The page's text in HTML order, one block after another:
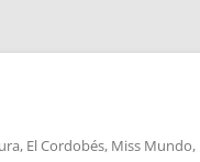
El Cordobés, Miss